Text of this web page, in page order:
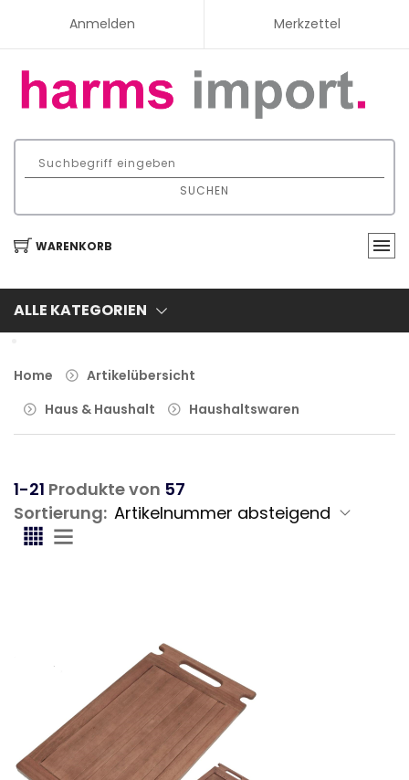
Anmelden Merkzettel
SUCHEN
WARENKORB
ALLE KATEGORIEN
Home
Artikelübersicht
Haus & Haushalt
Haushaltswaren
1-21 Produkte von 57
Sortierung: